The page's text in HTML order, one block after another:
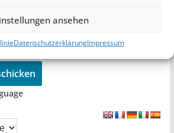
ansehen
DatenschutzerklärungImpressum